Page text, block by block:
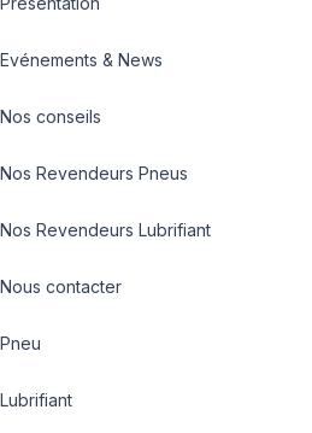
Evénements & News
Nos conseils
Nos Revendeurs Pneus
Nos Revendeurs Lubrifiant
Nous contacter
Pneu
Lubrifiant